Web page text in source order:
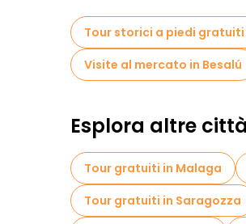
Tour storici a piedi gratuiti
Visite al mercato in Besalú
Esplora altre
Tour gratuiti in Malaga
Tour gratuiti in Saragozza